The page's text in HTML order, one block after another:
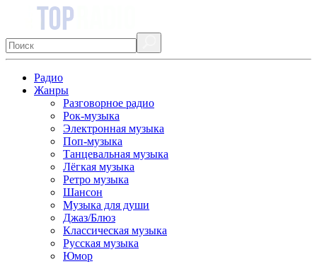
Радио
Жанры
Разговорное радио
Рок-музыка
Электронная музыка
Поп-музыка
Танцевальная музыка
Лёгкая музыка
Ретро музыка
Шансон
Музыка для души
Джаз/Блюз
Классическая музыка
Русская музыка
Юмор